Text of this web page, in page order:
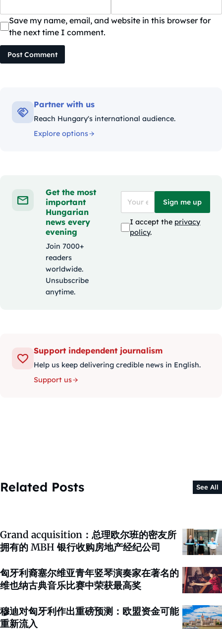
Save my name, email, and website in this browser for
the next time I comment.
Post Comment
Partner with us
Reach Hungary's international audience.
Explore options
Get the most
important
Hungarian
news every
evening
Join 7000+
readers
worldwide.
Unsubscribe
anytime.
Sign me up
I accept the privacy
policy.
Support independent journalism
Help us keep delivering credible news in English.
Support us
Related Posts See All
Grand acquisition：总理欧尔班的密友所
拥有的 MBH 银行收购房地产经纪公司
匈牙利裔塞尔维亚青年竖琴演奏家在著名的
维也纳古典音乐比赛中荣获最高奖
穆迪对匈牙利作出重磅预测：欧盟资金可能
重新流入